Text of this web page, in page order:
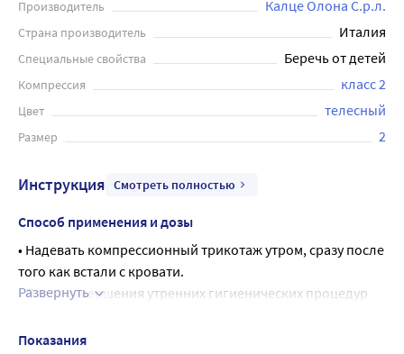
Производитель Калце Олона С.р.л.
Страна производитель Италия
Специальные свойства Беречь от детей
Компрессия класс 2
Цвет телесный
Размер 2
Инструкция Смотреть полностью
Способ применения и дозы
• Надевать компрессионный трикотаж утром, сразу после
того как встали с кровати.
• После завершения утренних гигиенических процедур
углом 30-45 градусов для нормализации оттока венозной
Развернуть
Показания